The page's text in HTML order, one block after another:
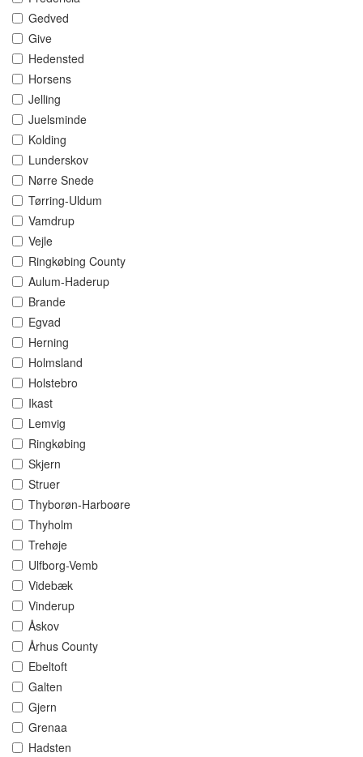
Gedved
Give
Hedensted
Horsens
Jelling
Juelsminde
Kolding
Lunderskov
Nørre Snede
Tørring-Uldum
Vamdrup
Vejle
Ringkøbing County
Aulum-Haderup
Brande
Egvad
Herning
Holmsland
Holstebro
Ikast
Lemvig
Ringkøbing
Skjern
Struer
Thyborøn-Harboøre
Thyholm
Trehøje
Ulfborg-Vemb
Videbæk
Vinderup
Åskov
Århus County
Ebeltoft
Galten
Gjern
Grenaa
Hadsten